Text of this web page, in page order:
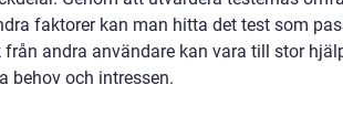
faktorer kan man hitta det test som
andra användare kan vara till stor
behov och intressen.